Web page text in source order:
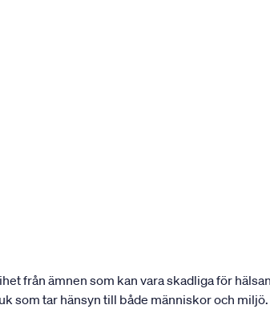
från ämnen som kan vara skadliga för
som tar hänsyn till både människor och miljö.